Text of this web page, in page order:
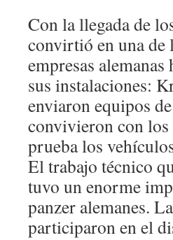
Con la llegada de
convirtió en una de
empresas
sus instalaciones:
enviaron equipos
convivieron con los
prueba los
El trabajo técnico
tuvo un enorme
panzer alemanes.
participaron en el